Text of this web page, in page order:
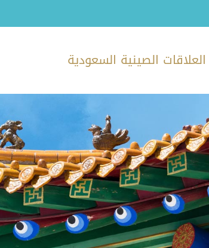
العلاقات الصينية السعودية